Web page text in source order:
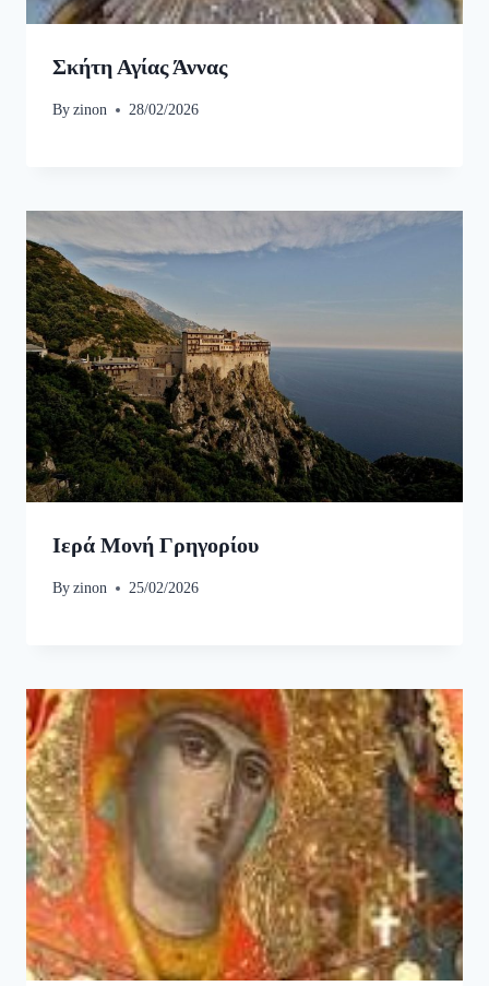
Σκήτη Αγίας Άννας
Byzinon 28/02/2026
Ιερά Μονή Γρηγορίου
Byzinon 25/02/2026